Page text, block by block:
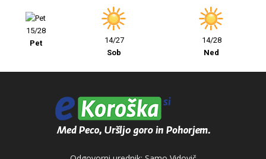
15/28
Pet
14/27
Sob
14/28
Ned